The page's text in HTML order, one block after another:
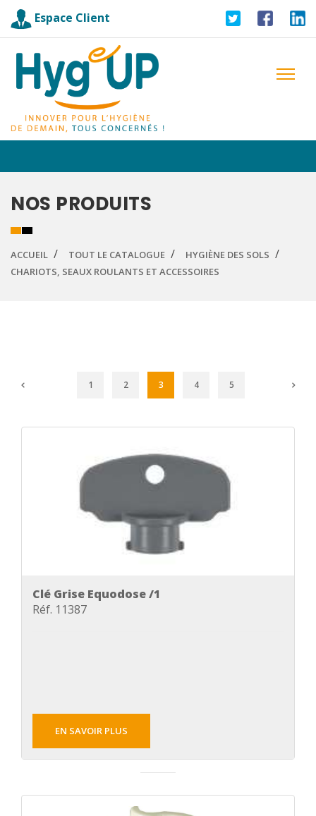
Espace Client
NOS PRODUITS
ACCUEIL TOUT LE CATALOGUE
HYGIÈNE DES SOLS
CHARIOTS, SEAUX ROULANTS ET ACCESSOIRES
1 2 3 4 5
Clé Grise Equodose /1
Réf. 11387
EN SAVOIR PLUS